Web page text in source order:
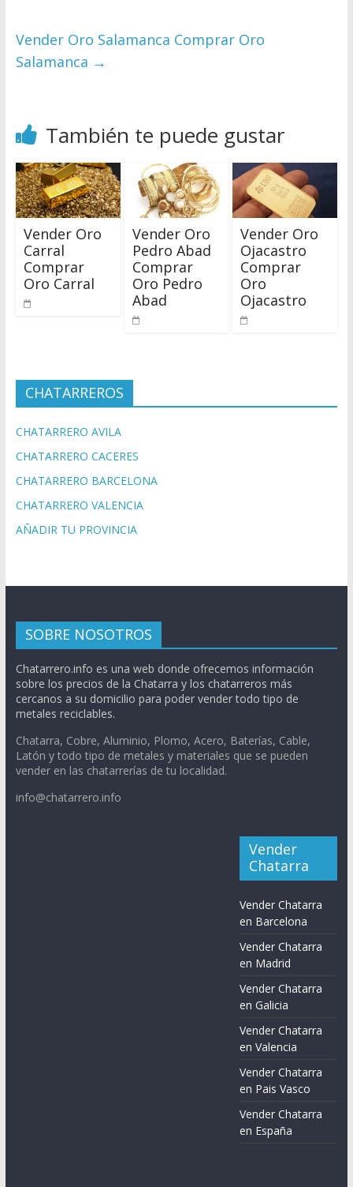
Vender Oro Salamanca Comprar Oro
Salamanca →
También te puede gustar
Vender Oro
Carral
Comprar
Oro Carral
Vender Oro
Pedro Abad
Comprar
Oro Pedro
Abad
Vender Oro
Ojacastro
Comprar
Oro
Ojacastro
CHATARREROS
CHATARRERO AVILA
CHATARRERO CACERES
CHATARRERO BARCELONA
CHATARRERO VALENCIA
AÑADIR TU PROVINCIA
SOBRE NOSOTROS
Chatarrero.info es una web donde ofrecemos información
sobre los precios de la Chatarra y los chatarreros más
cercanos a su domicilio para poder vender todo tipo de
metales reciclables.
Chatarra, Cobre, Aluminio, Plomo, Acero, Baterías, Cable,
Latón y todo tipo de metales y materiales que se pueden
vender en las chatarrerías de tu localidad.
info@chatarrero.info
Vender
Chatarra
Vender Chatarra
en Barcelona
Vender Chatarra
en Madrid
Vender Chatarra
en Galicia
Vender Chatarra
en Valencia
Vender Chatarra
en Pais Vasco
Vender Chatarra
en España